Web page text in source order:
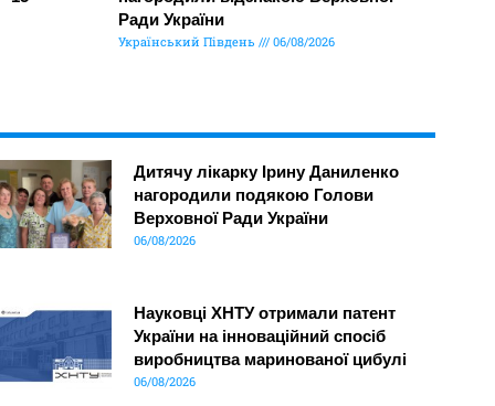
Ради України
Український Південь 06/08/2026
Дитячу лікарку Ірину Даниленко
нагородили подякою Голови
Верховної Ради України
06/08/2026
Науковці ХНТУ отримали патент
України на інноваційний спосіб
виробництва маринованої цибулі
06/08/2026